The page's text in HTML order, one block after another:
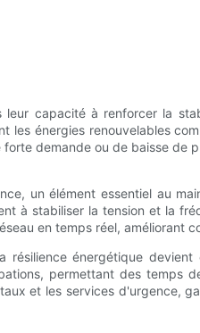
capacité à renforcer la
énergies renouvelables
demande ou de baisse de
un élément essentiel au
à stabiliser la tension et la
en temps réel, améliorant
énergétique
permettant des temps
et les services d'urgence,